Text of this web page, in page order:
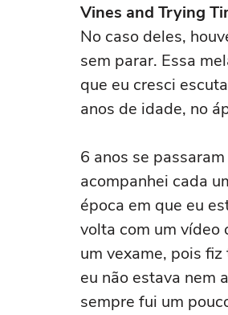
Vines and Trying
No caso deles,
sem parar. Essa
que eu cresci
anos de idade, no
6 anos se
acompanhei cada
época em que eu
volta com um vídeo
um vexame, pois
eu não estava nem
sempre fui um